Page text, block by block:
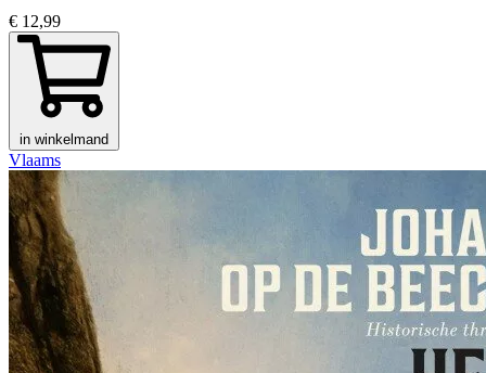
€ 12,99
in winkelmand
Vlaams